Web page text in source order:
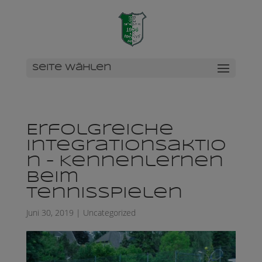
Seite wählen
Erfolgreiche
Integrationsaktio
n – Kennenlernen
beim
Tennisspielen
Juni 30, 2019 | Uncategorized